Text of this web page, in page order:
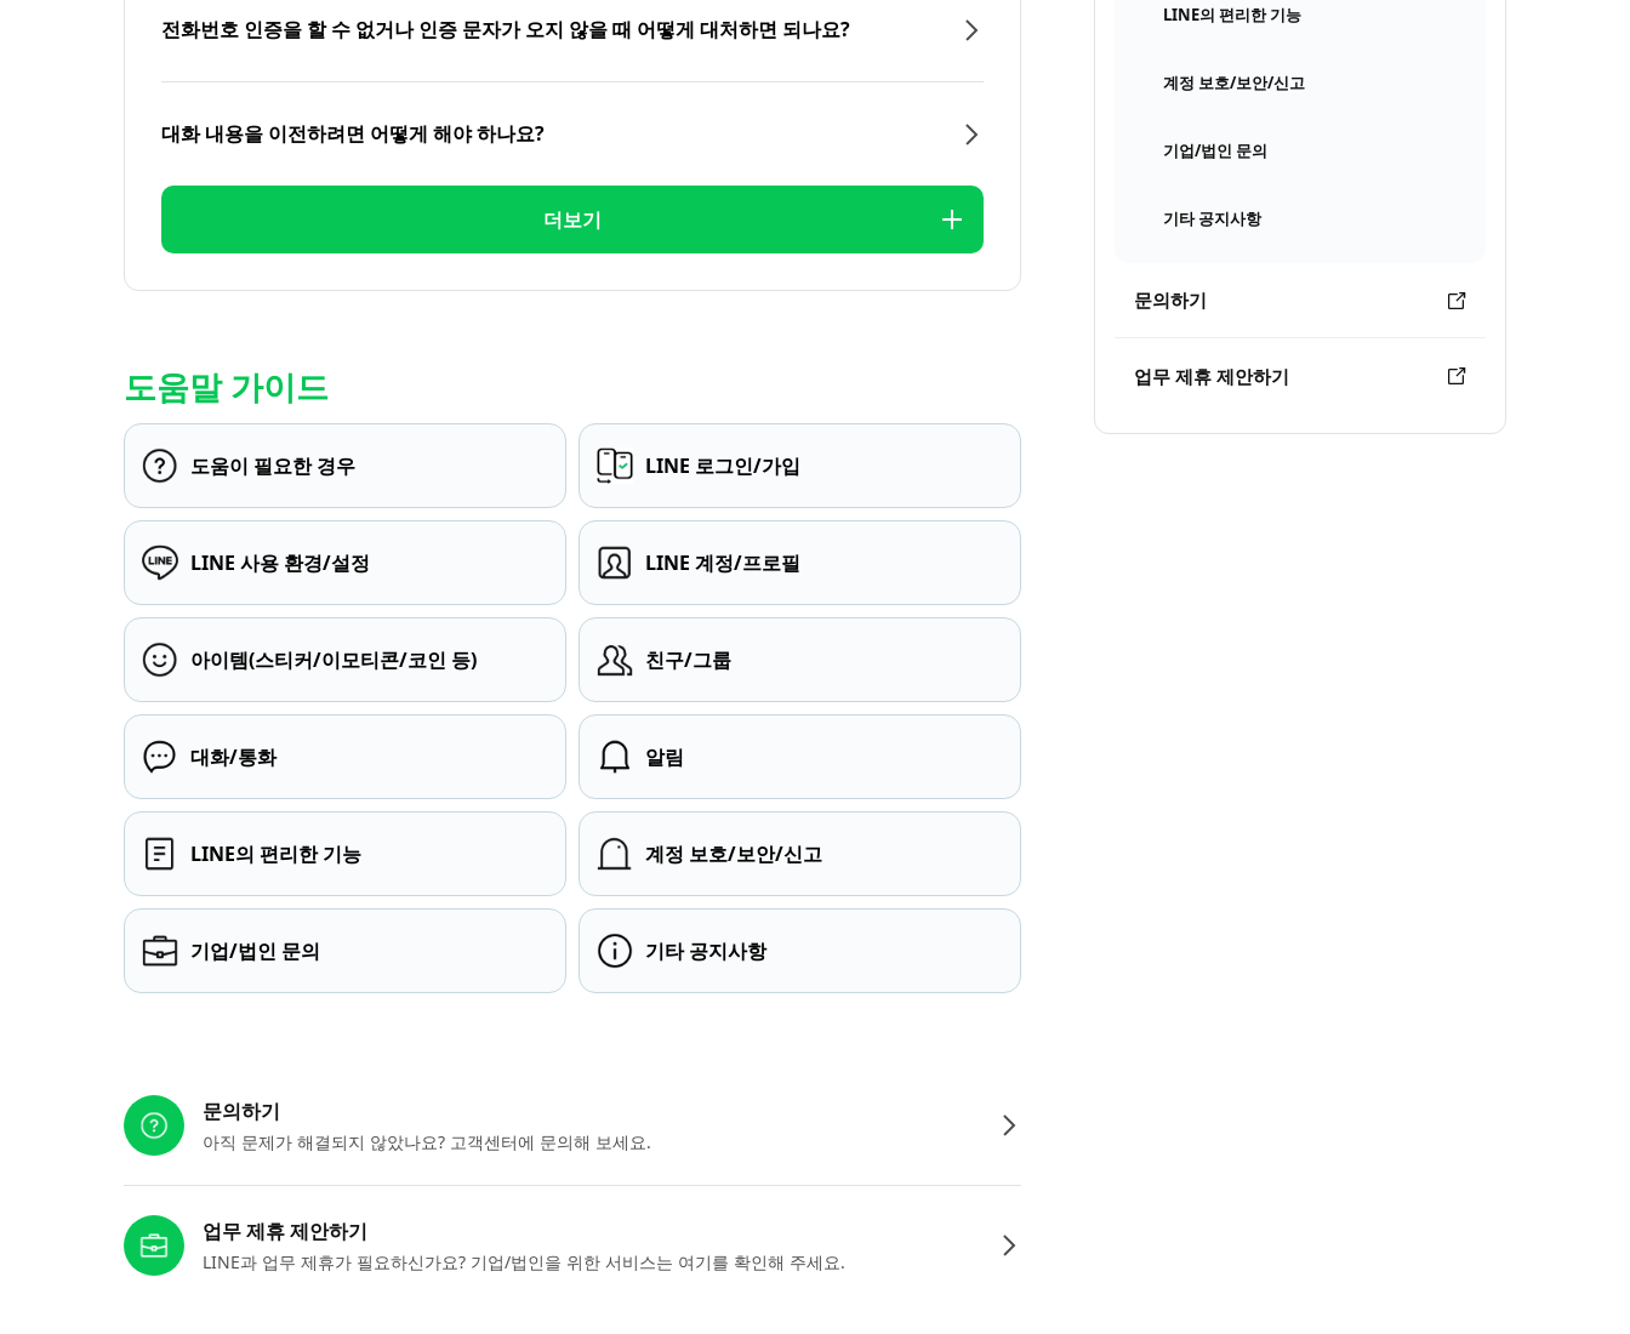
LINE의 편리한 기능
계정 보호/보안/신고
기업/법인 문의
기타 공지사항
문의하기
업무 제휴 제안하기
전화번호 인증을 할 수 없거나 인증 문자가 오지 않을 때 어떻게 대처하면 되나요?
대화 내용을 이전하려면 어떻게 해야 하나요?
더보기
도움말 가이드
도움이 필요한 경우 LINE 로그인/가입
LINE 사용 환경/설정 LINE 계정/프로필
아이템(스티커/이모티콘/코인 등) 친구/그룹
대화/통화 알림
LINE의 편리한 기능 계정 보호/보안/신고
기업/법인 문의 기타 공지사항
문의하기
아직 문제가 해결되지 않았나요? 고객센터에 문의해 보세요.
업무 제휴 제안하기
LINE과 업무 제휴가 필요하신가요? 기업/법인을 위한 서비스는 여기를 확인해 주세요.